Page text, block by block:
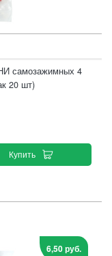
самозажимных 4
20 шт)
Купить
6,50 руб.